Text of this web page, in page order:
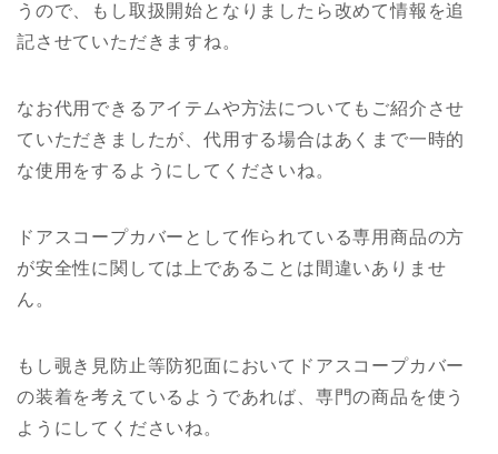
うので、もし取扱開始となりましたら改めて情報を追
記させていただきますね。
なお代用できるアイテムや方法についてもご紹介させ
ていただきましたが、代用する場合はあくまで一時的
な使用をするようにしてくださいね。
ドアスコープカバーとして作られている専用商品の方
が安全性に関しては上であることは間違いありませ
ん。
もし覗き見防止等防犯面においてドアスコープカバー
の装着を考えているようであれば、専門の商品を使う
ようにしてくださいね。